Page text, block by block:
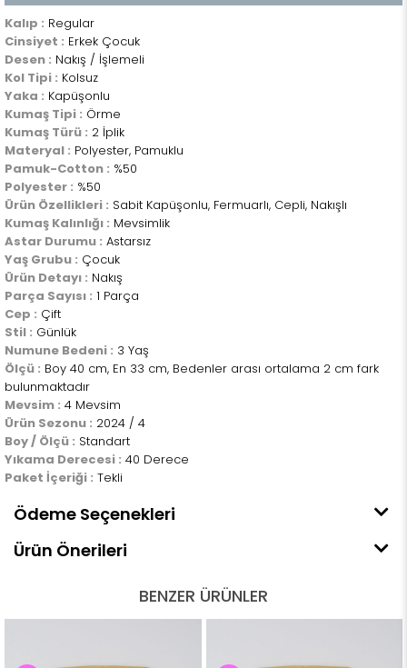
Kalıp : Regular
Cinsiyet : Erkek Çocuk
Desen : Nakış / İşlemeli
Kol Tipi : Kolsuz
Yaka : Kapüşonlu
Kumaş Tipi : Örme
Kumaş Türü : 2 İplik
Materyal : Polyester, Pamuklu
Pamuk-Cotton : %50
Polyester : %50
Ürün Özellikleri : Sabit Kapüşonlu, Fermuarlı, Cepli, Nakışlı
Kumaş Kalınlığı : Mevsimlik
Astar Durumu : Astarsız
Yaş Grubu : Çocuk
Ürün Detayı : Nakış
Parça Sayısı : 1 Parça
Cep : Çift
Stil : Günlük
Numune Bedeni : 3 Yaş
Ölçü : Boy 40 cm, En 33 cm, Bedenler arası ortalama 2 cm fark
bulunmaktadır
Mevsim : 4 Mevsim
Ürün Sezonu : 2024 / 4
Boy / Ölçü : Standart
Yıkama Derecesi : 40 Derece
Paket İçeriği : Tekli
Ödeme Seçenekleri
Ürün Önerileri
BENZER ÜRÜNLER